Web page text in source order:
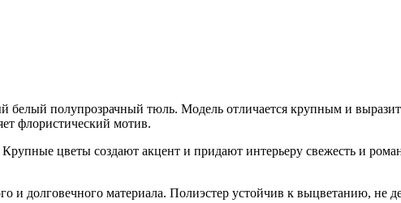
белый полупрозрачный тюль. Модель отличается крупным и
флористический мотив.
цветы создают акцент и придают интерьеру свежесть и
и долговечного материала. Полиэстер устойчив к выцветанию, не